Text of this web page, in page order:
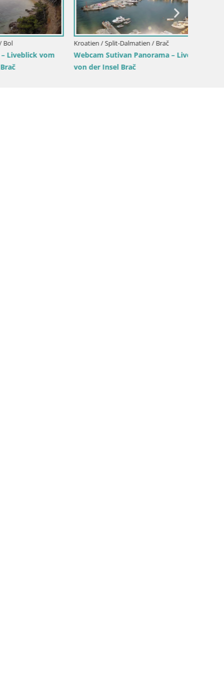
–
Kroatien / Split-Dalmatien / Sinj
Sinj Innenstadt – Dalmatien